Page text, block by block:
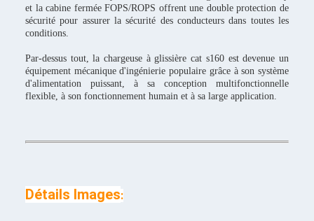
et la cabine fermée FOPS/ROPS offrent une double protection de
sécurité pour assurer la sécurité des conducteurs dans toutes les
conditions.
Par-dessus tout, la chargeuse à glissière cat s160 est devenue un
équipement mécanique d'ingénierie populaire grâce à son système
d'alimentation puissant, à sa conception multifonctionnelle
flexible, à son fonctionnement humain et à sa large application.
Détails Images: